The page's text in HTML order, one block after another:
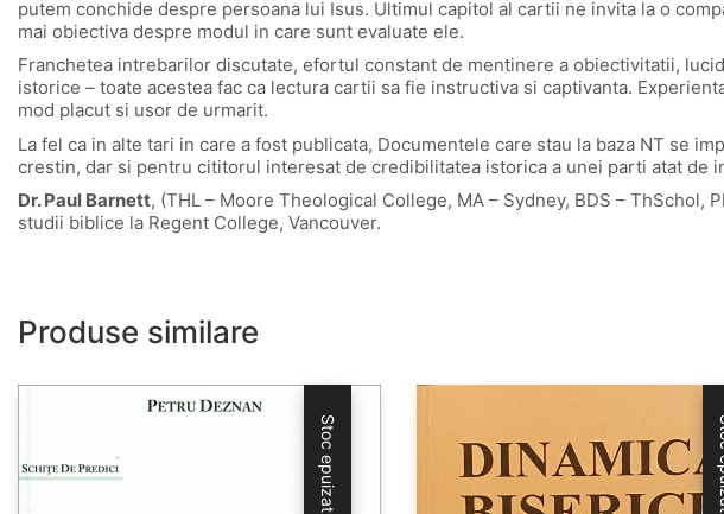
putem conchide despre persoana lui Isus. Ultimul capitol al cartii ne invita la o
mai obiectiva despre modul in care sunt evaluate ele.
Franchetea intrebarilor discutate, efortul constant de mentinere a obiectivitatii,
istorice – toate acestea fac ca lectura cartii sa fie instructiva si captivanta.
mod placut si usor de urmarit.
La fel ca in alte tari in care a fost publicata, Documentele care stau la baza NT se
crestin, dar si pentru cititorul interesat de credibilitatea istorica a unei parti atat de
Dr. Paul Barnett, (THL – Moore Theological College, MA – Sydney, BDS –
studii biblice la Regent College, Vancouver.
Produse similare
Stoc epuizat